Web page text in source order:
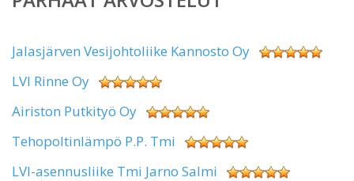
Jalasjärven Vesijohtoliike Kannosto Oy
LVI Rinne Oy
Airiston Putkityö Oy
Tehopoltinlämpö P.P. Tmi
LVI-asennusliike Tmi Jarno Salmi